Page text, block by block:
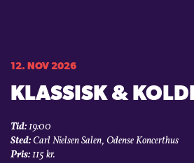
12. NOV 2026
KLASSISK &
Tid:19:00
Sted:Carl Nielsen Salen, Odense Koncerthus
Pris:115 kr.